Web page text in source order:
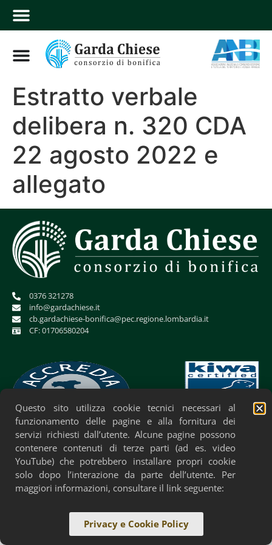
Estratto verbale
delibera n. 320 CDA
22 agosto 2022 e
allegato
0376 321278
info@gardachiese.it
cb.gardachiese-bonifica@pec.regione.lombardia.it
CF: 01706580204
Privacy Policy Cookie Policy Accessibilità
Questo sito utilizza cookie tecnici necessari al
funzionamento delle pagine e alla fornitura dei
servizi richiesti dall’utente. Alcune pagine possono
contenere contenuti di terze parti (ad es. video
YouTube) che potrebbero installare propri cookie
solo dopo l’interazione da parte dell’utente. Per
maggiori informazioni, consultare il link seguente:
Privacy e Cookie Policy